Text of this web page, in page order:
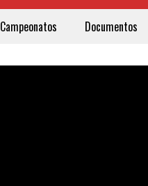
Campeonatos Documentos